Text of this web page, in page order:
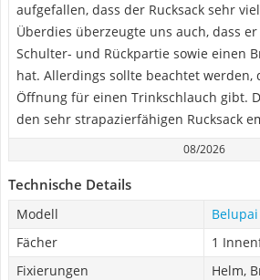
aufgefallen, dass der Rucksack sehr
Überdies überzeugte uns auch, dass
Schulter- und Rückpartie sowie einen
hat. Allerdings sollte beachtet werden,
Öffnung für einen Trinkschlauch gibt.
den sehr strapazierfähigen Rucksack
08/2026
Technische Details
Modell
Fächer
1
Fixierungen
Helm,